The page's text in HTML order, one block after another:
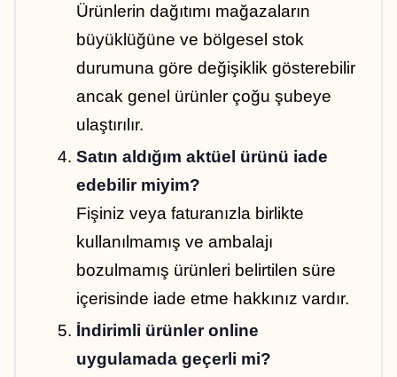
Ürünlerin dağıtımı mağazaların
büyüklüğüne ve bölgesel stok
durumuna göre değişiklik gösterebilir
ancak genel ürünler çoğu şubeye
ulaştırılır.
Satın aldığım aktüel ürünü iade
edebilir miyim?
Fişiniz veya faturanızla birlikte
kullanılmamış ve ambalajı
bozulmamış ürünleri belirtilen süre
içerisinde iade etme hakkınız vardır.
İndirimli ürünler online
uygulamada geçerli mi?